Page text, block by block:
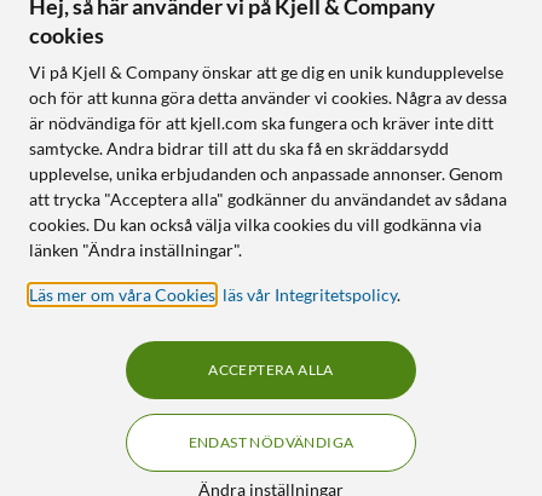
Hej, så här använder vi på Kjell & Company
cookies
Vi på Kjell & Company önskar att ge dig en unik kundupplevelse
och för att kunna göra detta använder vi cookies. Några av dessa
är nödvändiga för att kjell.com ska fungera och kräver inte ditt
samtycke. Andra bidrar till att du ska få en skräddarsydd
upplevelse, unika erbjudanden och anpassade annonser. Genom
att trycka "Acceptera alla" godkänner du användandet av sådana
cookies. Du kan också välja vilka cookies du vill godkänna via
länken "Ändra inställningar".
Läs mer om våra Cookies läs vår Integritetspolicy.
Ändra inställningar
ENDAST NÖDVÄNDIGA
ACCEPTERA ALLA